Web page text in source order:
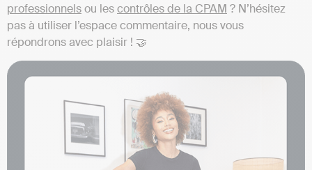
professionnelsou lescontrôles de la CPAM ? N’hésitez
pas à utiliser l’espace commentaire, nous vous
répondrons avec plaisir ! 🤝